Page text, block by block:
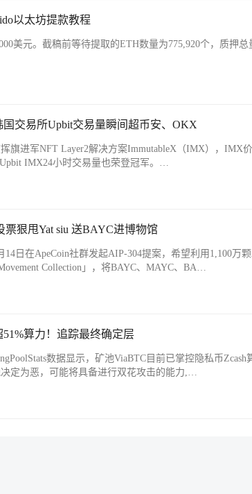
以太坊提款教程
美元。截稿前等待提取的ETH数量为775,920个，质押总
交易所Upbit交易量瞬间超币安、OKX
旗进军NFT Layer2解决方案ImmutableX（IMX），IMX
Upbit IMX24小时交易量也荣登冠军。…
狠甩Yat siu 送BAYC进博物馆
日在ApeCoin社群发起AIP-304提案，希望利用1,100万颗
Collection」，将BAYC、MAYC、BA…
算力！追踪最终确定层
数据显示，矿池ViaBTC目前已掌控隐私币Zcash
定为恶，可能将具备进行双花攻击的能力,…